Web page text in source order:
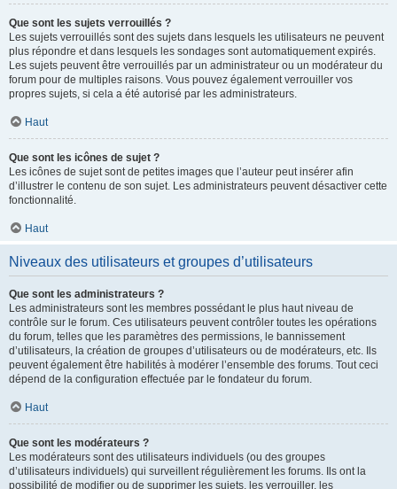
Que sont les sujets verrouillés ?
Les sujets verrouillés sont des sujets dans lesquels les utilisateurs ne peuvent
plus répondre et dans lesquels les sondages sont automatiquement expirés.
Les sujets peuvent être verrouillés par un administrateur ou un modérateur du
forum pour de multiples raisons. Vous pouvez également verrouiller vos
propres sujets, si cela a été autorisé par les administrateurs.
Haut
Que sont les icônes de sujet ?
Les icônes de sujet sont de petites images que l’auteur peut insérer afin
d’illustrer le contenu de son sujet. Les administrateurs peuvent désactiver cette
fonctionnalité.
Haut
Niveaux des utilisateurs et groupes d’utilisateurs
Que sont les administrateurs ?
Les administrateurs sont les membres possédant le plus haut niveau de
contrôle sur le forum. Ces utilisateurs peuvent contrôler toutes les opérations
du forum, telles que les paramètres des permissions, le bannissement
d’utilisateurs, la création de groupes d’utilisateurs ou de modérateurs, etc. Ils
peuvent également être habilités à modérer l’ensemble des forums. Tout ceci
dépend de la configuration effectuée par le fondateur du forum.
Haut
Que sont les modérateurs ?
Les modérateurs sont des utilisateurs individuels (ou des groupes
d’utilisateurs individuels) qui surveillent régulièrement les forums. Ils ont la
possibilité de modifier ou de supprimer les sujets, les verrouiller, les